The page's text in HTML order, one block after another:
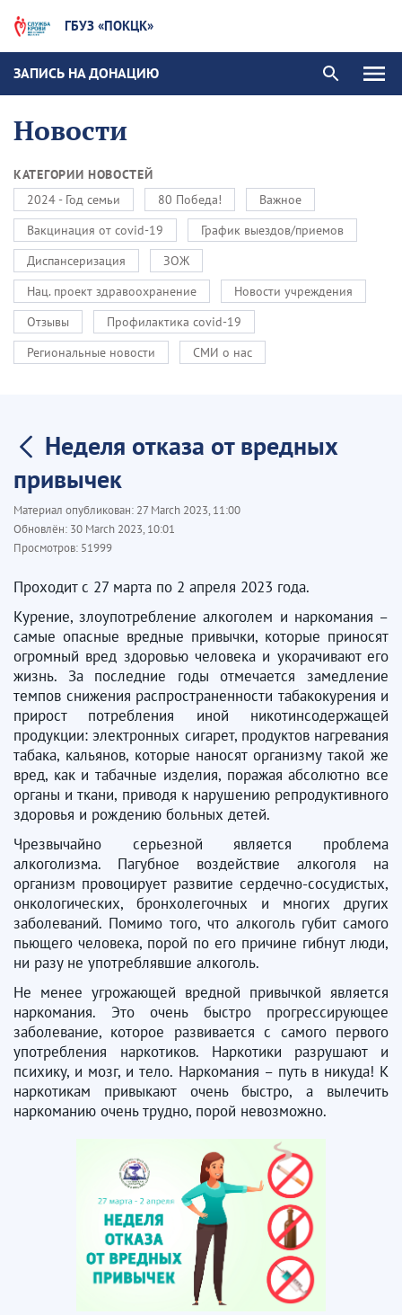
ГБУЗ «ПОКЦК»
ЗАПИСЬ НА ДОНАЦИЮ
Новости
КАТЕГОРИИ НОВОСТЕЙ
2024 - Год семьи
80 Победа!
Важное
Вакцинация от covid-19
График выездов/приемов
Диспансеризация
ЗОЖ
Нац. проект здравоохранение
Новости учреждения
Отзывы
Профилактика covid-19
Региональные новости
СМИ о нас
Неделя отказа от вредных
привычек
Материал опубликован: 27 March 2023, 11:00
Обновлён: 30 March 2023, 10:01
Просмотров: 51999
Проходит с 27 марта по 2 апреля 2023 года.
Курение, злоупотребление алкоголем и наркомания –
самые опасные вредные привычки, которые приносят
огромный вред здоровью человека и укорачивают его
жизнь. За последние годы отмечается замедление
темпов снижения распространенности табакокурения и
прирост потребления иной никотинсодержащей
продукции: электронных сигарет, продуктов нагревания
табака, кальянов, которые наносят организму такой же
вред, как и табачные изделия, поражая абсолютно все
органы и ткани, приводя к нарушению репродуктивного
здоровья и рождению больных детей.
Чрезвычайно серьезной является проблема
алкоголизма. Пагубное воздействие алкоголя на
организм провоцирует развитие сердечно-сосудистых,
онкологических, бронхолегочных и многих других
заболеваний. Помимо того, что алкоголь губит самого
пьющего человека, порой по его причине гибнут люди,
ни разу не употреблявшие алкоголь.
Не менее угрожающей вредной привычкой является
наркомания. Это очень быстро прогрессирующее
заболевание, которое развивается с самого первого
употребления наркотиков. Наркотики разрушают и
психику, и мозг, и тело. Наркомания – путь в никуда! К
наркотикам привыкают очень быстро, а вылечить
наркоманию очень трудно, порой невозможно.